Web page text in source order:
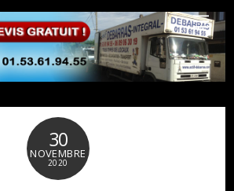
30
NOVEMBRE
2020